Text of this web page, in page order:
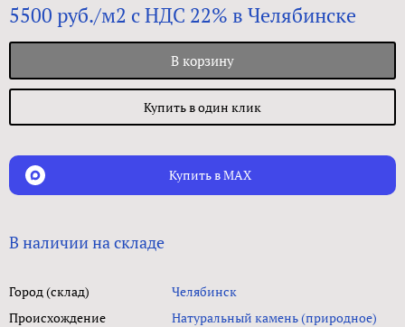
5500 руб./м2 с НДС 22% в Челябинске
В корзину
Купить в один клик
Купить в MAX
В наличии на складе
Город (склад)
Челябинск
Происхождение
Натуральный камень (природное)